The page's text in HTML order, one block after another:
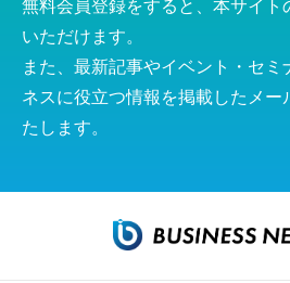
無料会員登録をすると、本サイト
いただけます。
また、最新記事やイベント・セミ
ネスに役立つ情報を掲載したメー
たします。